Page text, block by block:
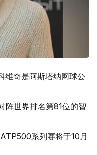
维奇是阿斯塔纳网球公
阵世界排名第81位的智
系列赛将于10月